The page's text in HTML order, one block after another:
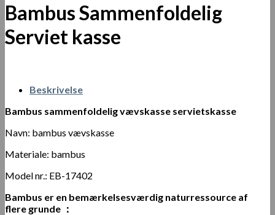
Bambus Sammenfoldelig
Serviet kasse
Beskrivelse
Bambus sammenfoldelig vævskasse servietskasse
Navn: bambus vævskasse
Materiale: bambus
Model nr.: EB-17402
Bambus er en bemærkelsesværdig naturressource af
flere grunde ：